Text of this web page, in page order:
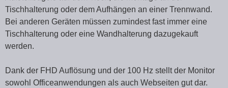
Tischhalterung oder dem Aufhängen an einer Trennwand.
Bei anderen Geräten müssen zumindest fast immer eine
Tischhalterung oder eine Wandhalterung dazugekauft
werden.
Dank der FHD Auflösung und der 100 Hz stellt der Monitor
sowohl Officeanwendungen als auch Webseiten gut dar.